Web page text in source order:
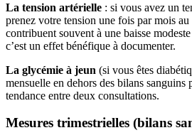
La tension artérielle : si vous avez un
prenez votre tension une fois par mois
contribuent souvent à une baisse
c’est un effet bénéfique à documenter.
La glycémie à jeun (si vous êtes
mensuelle en dehors des bilans sanguins
tendance entre deux consultations.
Mesures trimestrielles (bilans